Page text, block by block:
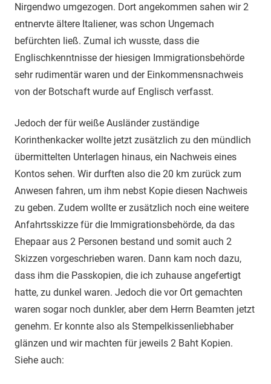
Nirgendwo umgezogen. Dort angekommen sahen wir 2
entnervte ältere Italiener, was schon Ungemach
befürchten ließ. Zumal ich wusste, dass die
Englischkenntnisse der hiesigen Immigrationsbehörde
sehr rudimentär waren und der Einkommensnachweis
von der Botschaft wurde auf Englisch verfasst.
Jedoch der für weiße Ausländer zuständige
Korinthenkacker wollte jetzt zusätzlich zu den mündlich
übermittelten Unterlagen hinaus, ein Nachweis eines
Kontos sehen. Wir durften also die 20 km zurück zum
Anwesen fahren, um ihm nebst Kopie diesen Nachweis
zu geben. Zudem wollte er zusätzlich noch eine weitere
Anfahrtsskizze für die Immigrationsbehörde, da das
Ehepaar aus 2 Personen bestand und somit auch 2
Skizzen vorgeschrieben waren. Dann kam noch dazu,
dass ihm die Passkopien, die ich zuhause angefertigt
hatte, zu dunkel waren. Jedoch die vor Ort gemachten
waren sogar noch dunkler, aber dem Herrn Beamten jetzt
genehm. Er konnte also als Stempelkissenliebhaber
glänzen und wir machten für jeweils 2 Baht Kopien.
Siehe auch: